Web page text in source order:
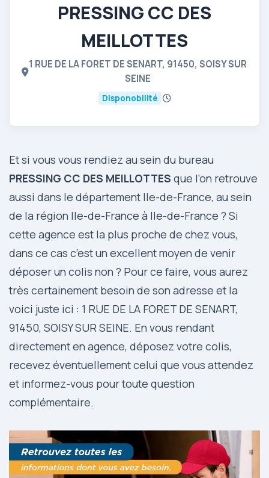
PRESSING CC DES
MEILLOTTES
1 RUE DE LA FORET DE SENART, 91450, SOISY SUR
SEINE
Disponobilité
Et si vous vous rendiez au sein du bureau
PRESSING CC DES MEILLOTTES que l’on retrouve
aussi dans le département Ile-de-France, au sein
de la région Ile-de-France à Ile-de-France ? Si
cette agence est la plus proche de chez vous,
dans ce cas c’est un excellent moyen de venir
déposer un colis non ? Pour ce faire, vous aurez
très certainement besoin de son adresse et la
voici juste ici : 1 RUE DE LA FORET DE SENART,
91450, SOISY SUR SEINE. En vous rendant
directement en agence, déposez votre colis,
recevez éventuellement celui que vous attendez
et informez-vous pour toute question
complémentaire.